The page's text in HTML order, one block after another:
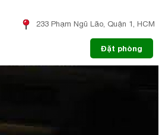
233 Phạm Ngũ Lão, Quận 1, HCM
Đặt phòng